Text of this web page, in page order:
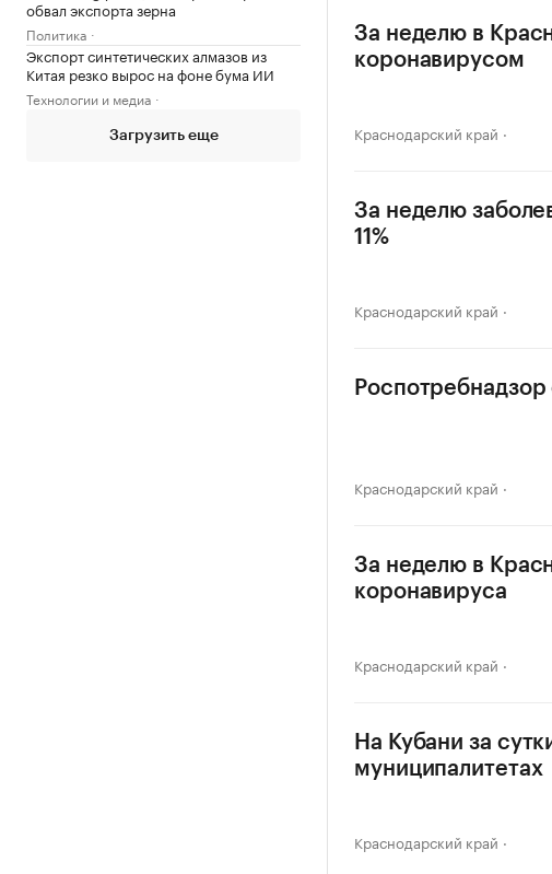
обвал экспорта зерна
Политика
Экспорт синтетических алмазов из
Китая резко вырос на фоне бума ИИ
Технологии и медиа
Загрузить еще
За неделю в
коронавирусом
Краснодарский край
За неделю
11%
Краснодарский край
Краснодарский край
За неделю в
коронавируса
Краснодарский край
На Кубани за
муниципалитетах
Краснодарский край